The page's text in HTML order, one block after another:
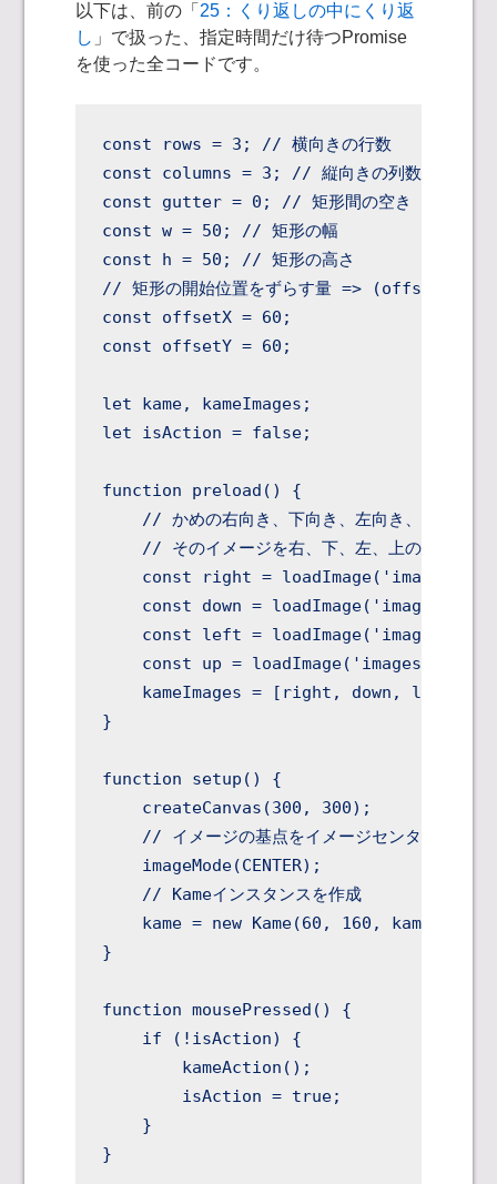
以下は、前の「 25：くり返しの中にくり返
し 」で扱った、指定時間だけ待つPromise
を使った全コードです。
const rows = 3; // 横向きの行数
const columns = 3; // 縦向きの列数
const gutter = 0; // 矩形間の空き
const w = 50; // 矩形の幅
const h = 50; // 矩形の高さ
// 矩形の開始位置をずらす量 =>
const offsetX = 60;
const offsetY = 60;
let kame, kameImages;
let isAction = false;
function preload() {
// かめの右向き、下向き、左向き、上向きの
// そのイメージを右、下、左、上の順に配列
const right = loadImage('images/
const down = loadImage('images/
const left = loadImage('images/
const up = loadImage('images/
kameImages = [right, down, left,
}
function setup() {
    createCanvas(300, 300);
// イメージの基点をイメージセンターにする
    imageMode(CENTER);
    // Kameインスタンスを作成
kame = new Kame(60, 160,
}
function mousePressed() {
    if (!isAction) {
        kameAction();
        isAction = true;
    }
}